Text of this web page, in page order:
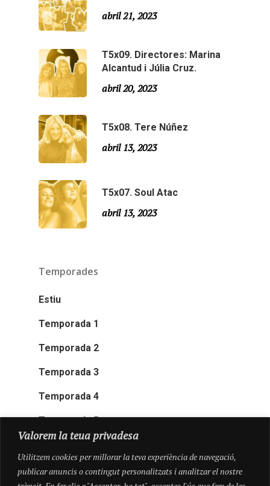
Valorem la teua privadesa
Utilitzem cookies per millorar la teva experiència de navegació,
publicar anuncis o contingut personalitzats i analitzar el nostre
abril 21, 2023
T5x09. Directores: Marina
Alcantud i Júlia Cruz.
abril 20, 2023
T5x08. Tere Núñez
abril 13, 2023
T5x07. Soul Atac
abril 13, 2023
Temporades
Estiu
Temporada 1
Temporada 2
Temporada 3
Temporada 4
Temporada 5